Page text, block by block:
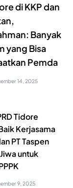
di KKP dan
Banyak
yang Bisa
Pemda
14, 2025
Tidore
Kerjasama
PT Taspen
untuk
9, 2025